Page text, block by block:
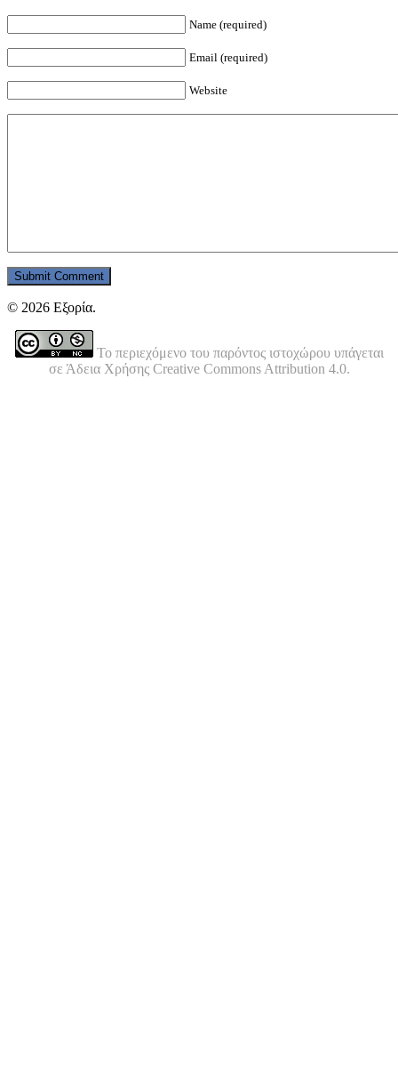
Name (required)
Email (required)
Website
© 2026 Εξορία.
Το περιεχόμενο του παρόντος ιστοχώρου υπάγεται
σε Άδεια Χρήσης Creative Commons Attribution 4.0.